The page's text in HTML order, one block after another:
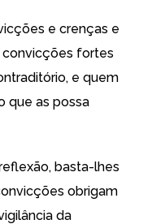
e crenças e
convicções fortes
e quem
que as possa
basta-lhes
obrigam
da